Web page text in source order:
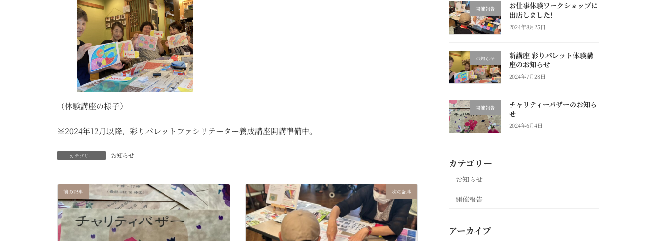
（体験講座の様子）
※2024年12月以降、彩りパレットファシリテーター養成講座開講準備中。
カテゴリー お知らせ
前の記事 次の記事
開催報告
お仕事体験ワークショップに
出店しました!
2024年8月25日
お知らせ
新講座 彩りパレット体験講
座のお知らせ
2024年7月28日
開催報告
チャリティーバザーのお知ら
せ
2024年6月4日
カテゴリー
お知らせ
開催報告
アーカイブ